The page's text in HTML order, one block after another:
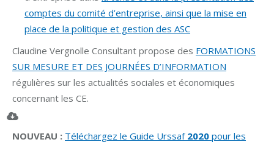
comptes du comité d’entreprise, ainsi que la mise en
place de la politique et gestion des ASC
Claudine Vergnolle Consultant propose des FORMATIONS
SUR MESURE ET DES JOURNÉES D’INFORMATION
régulières sur les actualités sociales et économiques
concernant les CE.
NOUVEAU : Téléchargez le Guide Urssaf 2020 pour les